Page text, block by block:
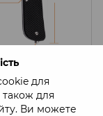
для
також для
Ви можете